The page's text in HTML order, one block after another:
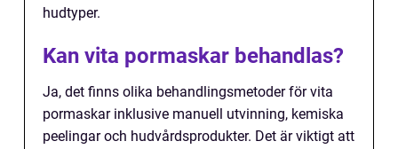
hudtyper.
Kan vita pormaskar behandlas?
Ja, det finns olika behandlingsmetoder för vita
pormaskar inklusive manuell utvinning, kemiska
peelingar och hudvårdsprodukter. Det är viktigt att